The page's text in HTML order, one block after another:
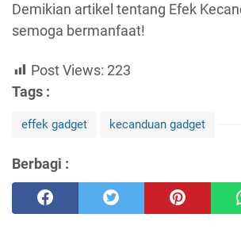
Demikian artikel tentang Efek
semoga bermanfaat!
Post Views: 223
Tags :
effek gadget kecanduan gadget
Berbagi :